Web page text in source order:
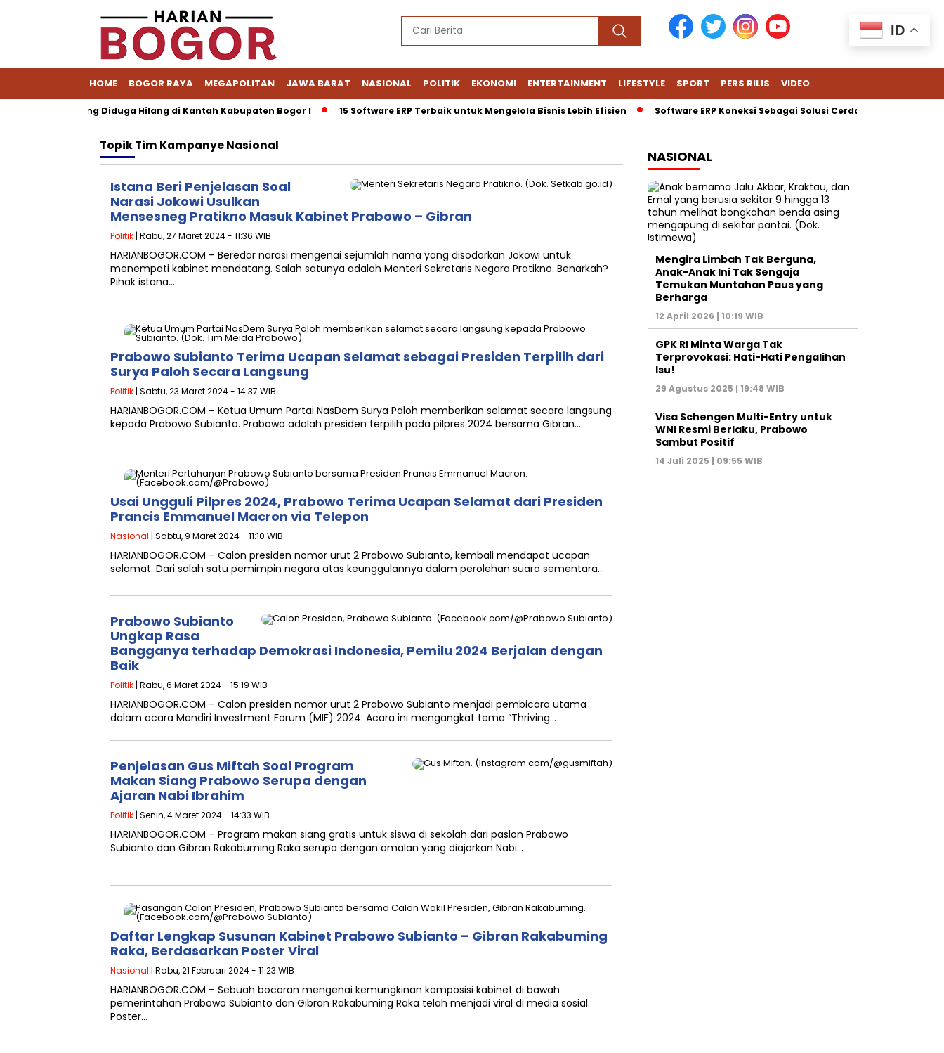
HOME BOGOR RAYA MEGAPOLITAN JAWA BARAT NASIONAL POLITIK EKONOMI ENTERTAINMENT LIFESTYLE SPORT PERS RILIS VIDEO
yang Diduga Hilang di Kantah Kabupaten Bogor I 15 Software ERP Terbaik untuk Mengelola Bisnis Lebih Efisien Software ERP Koneksi Sebagai Solusi Cerdas untuk Hadapi
TopikTim Kampanye Nasional
Istana Beri Penjelasan Soal
Narasi Jokowi Usulkan
Mensesneg Pratikno Masuk Kabinet Prabowo – Gibran
Politik | Rabu, 27 Maret 2024 - 11:36 WIB
HARIANBOGOR.COM – Beredar narasi mengenai sejumlah nama yang disodorkan Jokowi untuk
menempati kabinet mendatang. Salah satunya adalah Menteri Sekretaris Negara Pratikno. Benarkah?
Pihak istana…
Prabowo Subianto Terima Ucapan Selamat sebagai Presiden Terpilih dari
Surya Paloh Secara Langsung
Politik | Sabtu, 23 Maret 2024 - 14:37 WIB
HARIANBOGOR.COM – Ketua Umum Partai NasDem Surya Paloh memberikan selamat secara langsung
kepada Prabowo Subianto. Prabowo adalah presiden terpilih pada pilpres 2024 bersama Gibran…
Usai Ungguli Pilpres 2024, Prabowo Terima Ucapan Selamat dari Presiden
Prancis Emmanuel Macron via Telepon
Nasional | Sabtu, 9 Maret 2024 - 11:10 WIB
HARIANBOGOR.COM – Calon presiden nomor urut 2 Prabowo Subianto, kembali mendapat ucapan
selamat. Dari salah satu pemimpin negara atas keunggulannya dalam perolehan suara sementara…
Prabowo Subianto
Ungkap Rasa
Bangganya terhadap Demokrasi Indonesia, Pemilu 2024 Berjalan dengan
Baik
Politik | Rabu, 6 Maret 2024 - 15:19 WIB
HARIANBOGOR.COM – Calon presiden nomor urut 2 Prabowo Subianto menjadi pembicara utama
dalam acara Mandiri Investment Forum (MIF) 2024. Acara ini mengangkat tema “Thriving…
Penjelasan Gus Miftah Soal Program
Makan Siang Prabowo Serupa dengan
Ajaran Nabi Ibrahim
Politik | Senin, 4 Maret 2024 - 14:33 WIB
HARIANBOGOR.COM – Program makan siang gratis untuk siswa di sekolah dari paslon Prabowo
Subianto dan Gibran Rakabuming Raka serupa dengan amalan yang diajarkan Nabi…
Daftar Lengkap Susunan Kabinet Prabowo Subianto – Gibran Rakabuming
Raka, Berdasarkan Poster Viral
Nasional | Rabu, 21 Februari 2024 - 11:23 WIB
HARIANBOGOR.COM – Sebuah bocoran mengenai kemungkinan komposisi kabinet di bawah
pemerintahan Prabowo Subianto dan Gibran Rakabuming Raka telah menjadi viral di media sosial.
Poster…
NASIONAL
Mengira Limbah Tak Berguna,
Anak-Anak Ini Tak Sengaja
Temukan Muntahan Paus yang
Berharga
12 April 2026 | 10:19 WIB
GPK RI Minta Warga Tak
Terprovokasi: Hati-Hati Pengalihan
Isu!
29 Agustus 2025 | 19:48 WIB
Visa Schengen Multi-Entry untuk
WNI Resmi Berlaku, Prabowo
Sambut Positif
14 Juli 2025 | 09:55 WIB
ID